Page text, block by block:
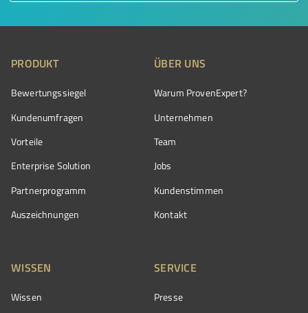
PRODUKT
Bewertungssiegel
Kundenumfragen
Vorteile
Enterprise Solution
Partnerprogramm
Auszeichnungen
ÜBER UNS
Warum ProvenExpert?
Unternehmen
Team
Jobs
Kundenstimmen
Kontakt
WISSEN
Wissen
SERVICE
Presse